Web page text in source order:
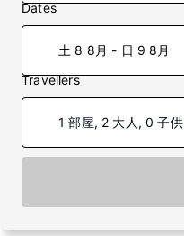
Dates
土 8 8月 - 日 9 8月
Travellers
1 部屋, 2 大人, 0 子供